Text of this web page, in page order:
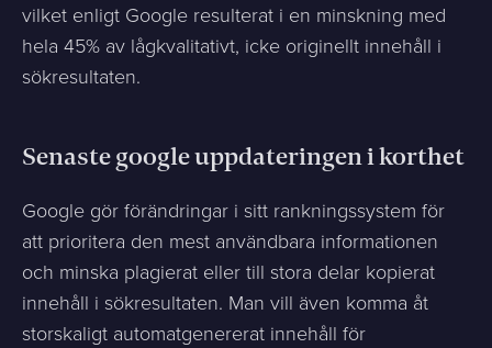
vilket enligt Google resulterat i en minskning med
hela 45% av lågkvalitativt, icke originellt innehåll i
sökresultaten.
Senaste google uppdateringen i korthet
Google gör förändringar i sitt rankningssystem för
att prioritera den mest användbara informationen
och minska plagierat eller till stora delar kopierat
innehåll i sökresultaten. Man vill även komma åt
storskaligt automatgenererat innehåll för